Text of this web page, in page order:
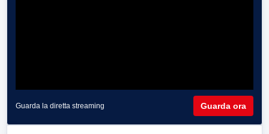
Guarda la diretta streaming Guarda ora